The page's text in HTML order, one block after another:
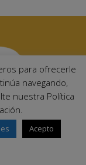
1 C.P:
39
para ofrecerle
navegando,
nuestra Política
Acepto